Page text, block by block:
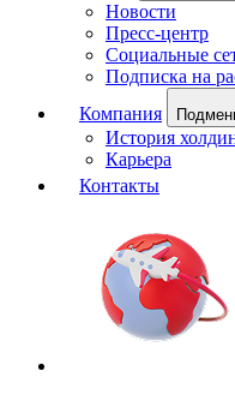
Новости
Пресс-центр
Социальные
Подписка на
Компания
История
Карьера
Контакты